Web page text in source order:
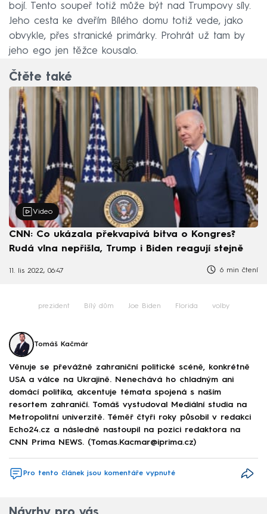
bojí. Tento soupeř totiž může být nad Trumpovy síly.
Jeho cesta ke dveřím Bílého domu totiž vede, jako
obvykle, přes stranické primárky. Prohrát už tam by
jeho ego jen těžce kousalo.
Čtěte také
Video
CNN: Co ukázala překvapivá bitva o Kongres?
Rudá vlna nepřišla, Trump i Biden reagují stejně
11. lis 2022, 06:47 6 min čtení
prezident Bílý dům Joe Biden Florida volby
Tomáš Kačmár
Věnuje se převážně zahraniční politické scéně, konkrétně
USA a válce na Ukrajině. Nenechává ho chladným ani
domácí politika, akcentuje témata spojená s naším
resortem zahraničí. Tomáš vystudoval Mediální studia na
Metropolitní univerzitě. Téměř čtyři roky působil v redakci
Echo24.cz a následně nastoupil na pozici redaktora na
CNN Prima NEWS. (Tomas.Kacmar@iprima.cz)
Pro tento článek jsou komentáře vypnuté